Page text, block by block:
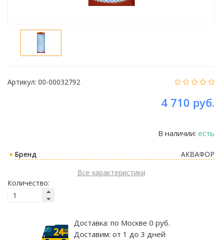
Артикул: 00-00032792
4 710 руб.
В наличии: есть
Бренд
АКВАФОР
Все характеристики
Количество:
Доставка: по Москве 0 руб.
Доставим: от 1 до 3 дней